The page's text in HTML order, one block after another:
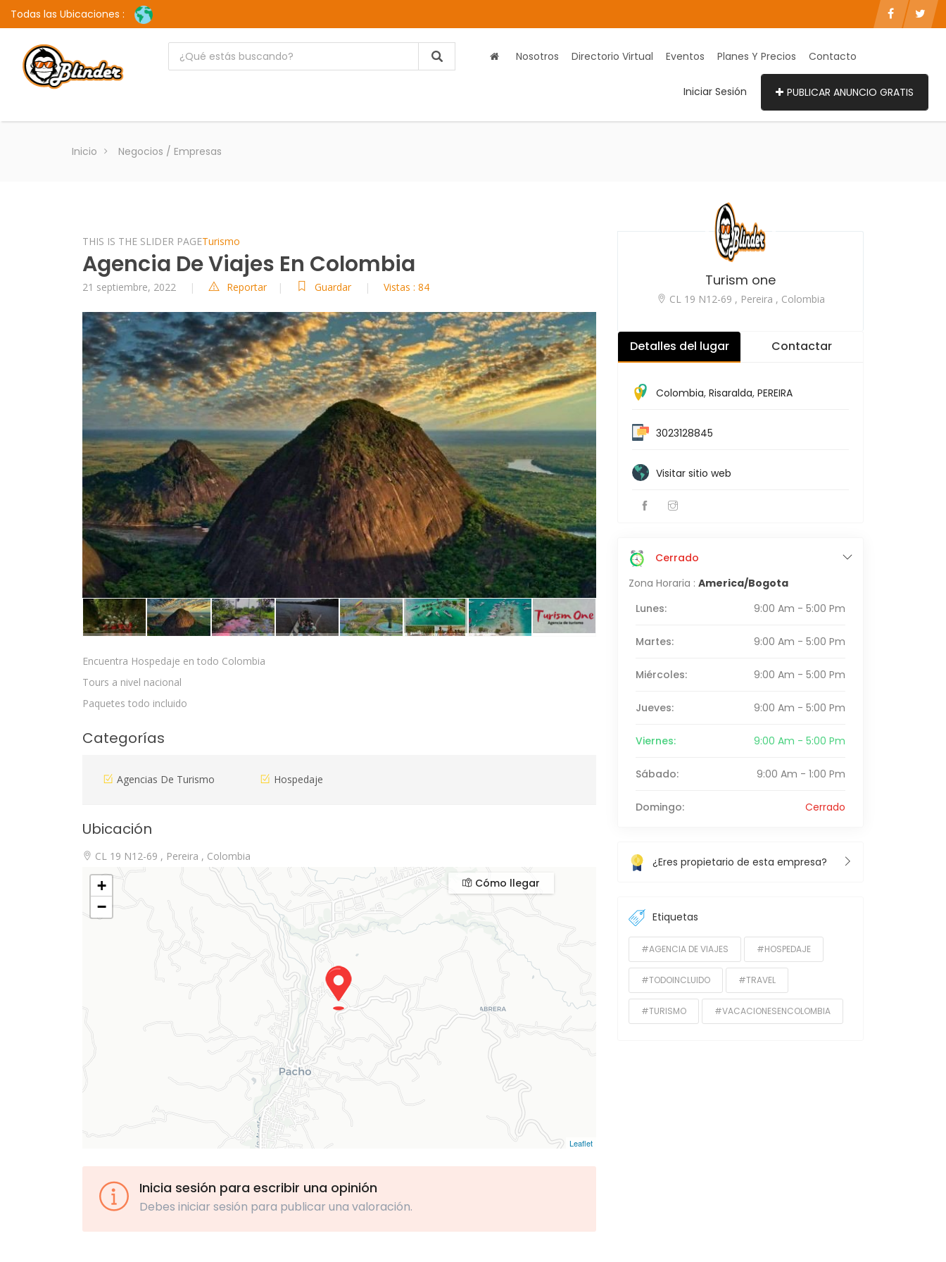
Todas las Ubicaciones :
Nosotros Directorio Virtual Eventos Planes Y Precios Contacto
Iniciar Sesión PUBLICAR ANUNCIO GRATIS
Inicio Negocios / Empresas
THIS IS THE SLIDER PAGETurismo
Agencia De Viajes En Colombia
21 septiembre, 2022 Reportar Guardar Vistas : 84
Encuentra Hospedaje en todo Colombia
Tours a nivel nacional
Paquetes todo incluido
Categorías
Agencias De Turismo Hospedaje
Ubicación
CL 19 N12-69 , Pereira , Colombia
+
−
Leaflet
Cómo llegar
Inicia sesión para escribir una opinión
Debes iniciar sesión para publicar una valoración.
Turism one
CL 19 N12-69 , Pereira , Colombia
Detalles del lugar Contactar
Colombia, Risaralda, PEREIRA
3023128845
Visitar sitio web
Cerrado
Zona Horaria : America/Bogota
Lunes:
9:00 Am - 5:00 Pm
Martes: 9:00 Am - 5:00 Pm
Miércoles: 9:00 Am - 5:00 Pm
Jueves: 9:00 Am - 5:00 Pm
Viernes: 9:00 Am - 5:00 Pm
Sábado: 9:00 Am - 1:00 Pm
Domingo: Cerrado
¿Eres propietario de esta empresa?
Etiquetas
#AGENCIA DE VIAJES #HOSPEDAJE
#TODOINCLUIDO #TRAVEL
#TURISMO #VACACIONESENCOLOMBIA